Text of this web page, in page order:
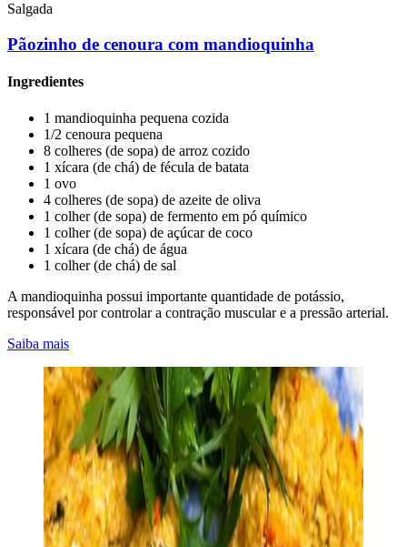
Salgada
Pãozinho de cenoura com mandioquinha
Ingredientes
1 mandioquinha pequena cozida
1/2 cenoura pequena
8 colheres (de sopa) de arroz cozido
1 xícara (de chá) de fécula de batata
1 ovo
4 colheres (de sopa) de azeite de oliva
1 colher (de sopa) de fermento em pó químico
1 colher (de sopa) de açúcar de coco
1 xícara (de chá) de água
1 colher (de chá) de sal
A mandioquinha possui importante quantidade de potássio,
responsável por controlar a contração muscular e a pressão arterial.
Saiba mais